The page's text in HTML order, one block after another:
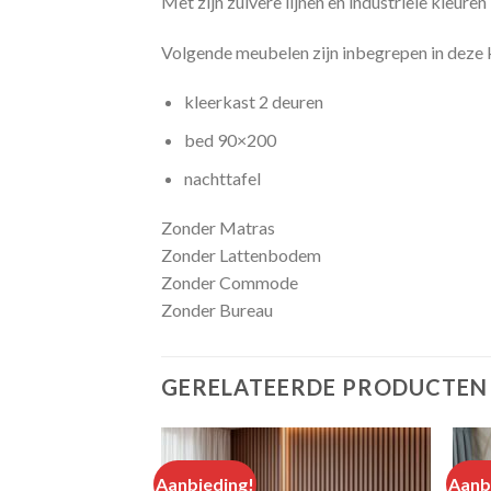
Volgende meubelen zijn inbegrepen in
kleerkast 2 deuren
bed 90×200
nachttafel
Zonder Matras
Zonder Lattenbodem
Zonder Commode
Zonder Bureau
GERELATEERDE PRODUCTEN
Aanbieding!